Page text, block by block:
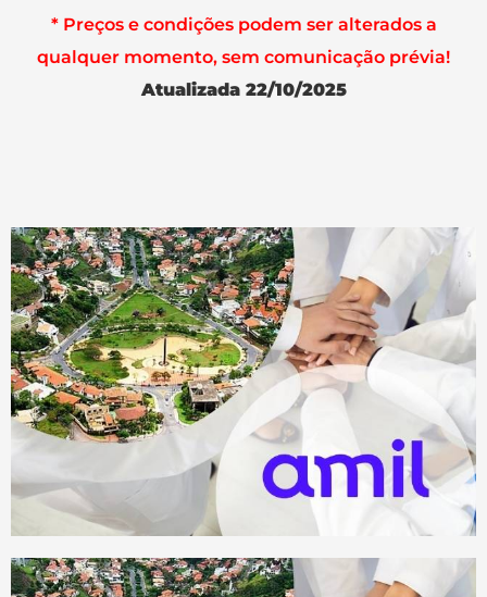
* Preços e condições podem ser alterados a
qualquer momento, sem comunicação prévia!
Atualizada 22/10/2025